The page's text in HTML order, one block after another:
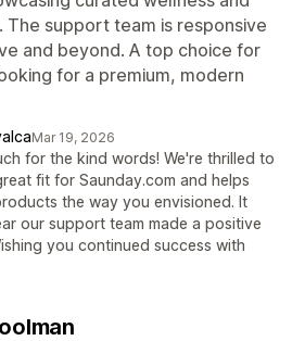
support team is responsive
and beyond. A top choice for
for a premium, modern
Mar 19, 2026
for the kind words! We're thrilled to
fit for Saunday.com and helps
the way you envisioned. It
our support team made a positive
you continued success with